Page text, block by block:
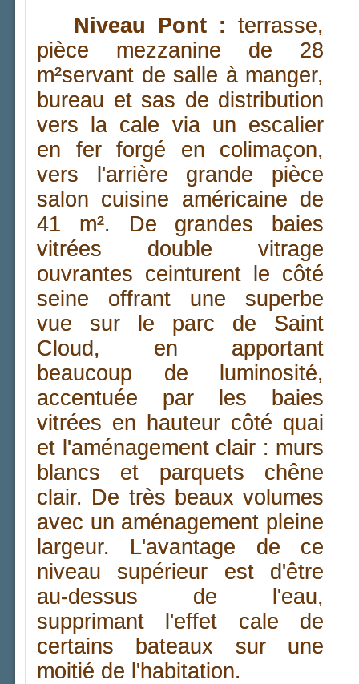
Niveau Pont : terrasse,
pièce mezzanine de 28
m²servant de salle à manger,
bureau et sas de distribution
vers la cale via un escalier
en fer forgé en colimaçon,
vers l'arrière grande pièce
salon cuisine américaine de
41 m². De grandes baies
vitrées double vitrage
ouvrantes ceinturent le côté
seine offrant une superbe
vue sur le parc de Saint
Cloud, en apportant
beaucoup de luminosité,
accentuée par les baies
vitrées en hauteur côté quai
et l'aménagement clair : murs
blancs et parquets chêne
clair. De très beaux volumes
avec un aménagement pleine
largeur. L'avantage de ce
niveau supérieur est d'être
au-dessus de l'eau,
supprimant l'effet cale de
certains bateaux sur une
moitié de l'habitation.